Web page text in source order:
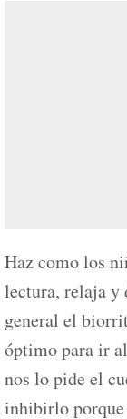
Haz como los
lectura, relaja y
general el
óptimo para ir
nos lo pide el
inhibirlo porque